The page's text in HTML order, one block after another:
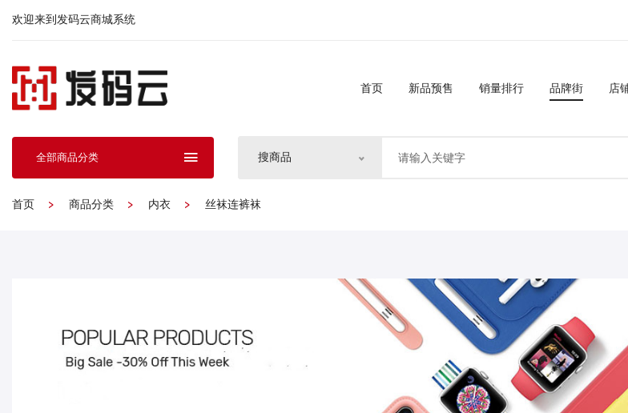
欢迎来到发码云商城系统
首页 新品预售 销量排行 品牌街 店
全部商品分类 搜商品
首页 商品分类 内衣 丝袜连裤袜